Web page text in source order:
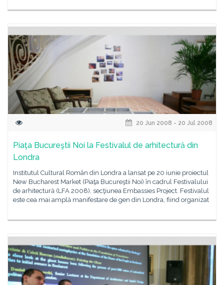
20 Jun 2008 - 20 Jul 2008
Piaţa Bucureştii Noi la Festivalul de arhitectură din
Londra
Institutul Cultural Român din Londra a lansat pe 20 iunie proiectul
New Bucharest Market (Piaţa Bucureştii Noi) în cadrul Festivalului
de arhitectură (LFA 2008), secţiunea Embassies Project. Festivalul
este cea mai amplă manifestare de gen din Londra, fiind organizat